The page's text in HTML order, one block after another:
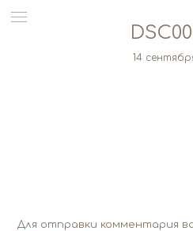
14
Для отправки комментария